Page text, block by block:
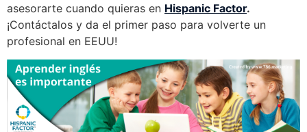
asesorarte cuando quieras en Hispanic Factor.
¡Contáctalos y da el primer paso para volverte un
profesional en EEUU!